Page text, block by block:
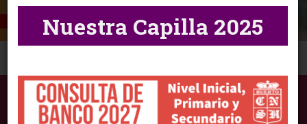
Nuestra Capilla 2025